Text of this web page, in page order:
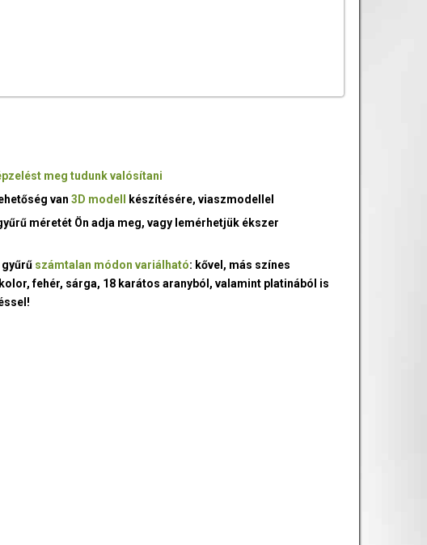
meg tudunk valósítani
van3D modell
készítésére, viaszmodellel
méretét Ön adja meg, vagy lemérhetjük ékszer
gyűrű számtalan módon variálható: kővel, más színes
fehér, sárga, 18 karátos aranyból, valamint platinából is